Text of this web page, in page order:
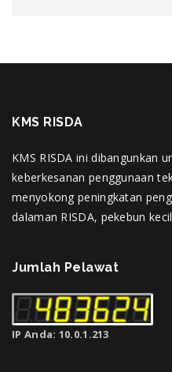
KMS RISDA
KMS RISDA ini dibangunkan
keberkesanan penggunaan
menyokong peningkatan
dalaman RISDA, pekebun
Jumlah Pelawat
IP Anda: 10.0.1.213